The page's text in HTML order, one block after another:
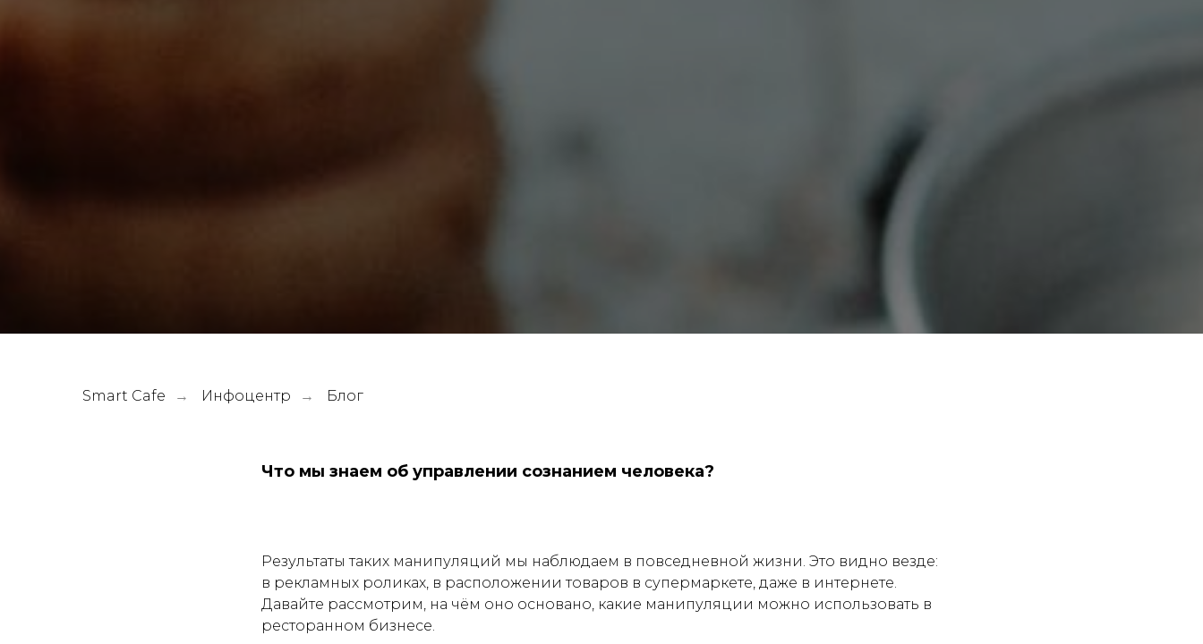
Smart Cafe → Инфоцентр → Блог
Что мы знаем об управлении сознанием человека?
Результаты таких манипуляций мы наблюдаем в повседневной жизни. Это видно везде:
в рекламных роликах, в расположении товаров в супермаркете, даже в интернете.
Давайте рассмотрим, на чём оно основано, какие манипуляции можно использовать в
ресторанном бизнесе.